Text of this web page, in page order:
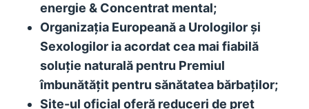
energie & Concentrat mental;
Organizația Europeană a Urologilor și
Sexologilor ia acordat cea mai fiabilă
soluție naturală pentru Premiul
îmbunătățit pentru sănătatea bărbaților;
Site-ul oficial oferă reduceri de preț